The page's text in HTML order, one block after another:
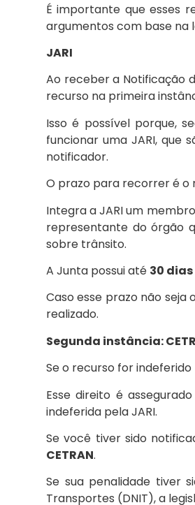
É importante que esses
argumentos com base na
JARI
Ao receber a Notificação
recurso na primeira
Isso é possível porque,
funcionar uma JARI, que
notificador.
O prazo para recorrer é
Integra a JARI um
representante do órgão
sobre trânsito.
A Junta possui até 30
Caso esse prazo não
realizado.
Segunda instância:
Se o recurso for
Esse direito é
indeferida pela JARI.
Se você tiver sido
CETRAN.
Se sua penalidade tiver
Transportes (DNIT), a